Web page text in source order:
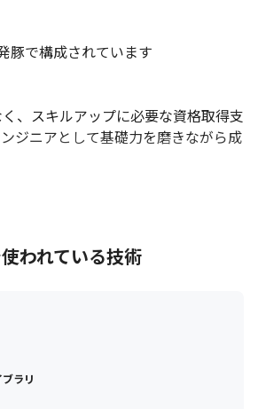
豚で構成されています
、スキルアップに必要な資格取得支
ジニアとして基礎力を磨きながら成
われている技術
ラリ